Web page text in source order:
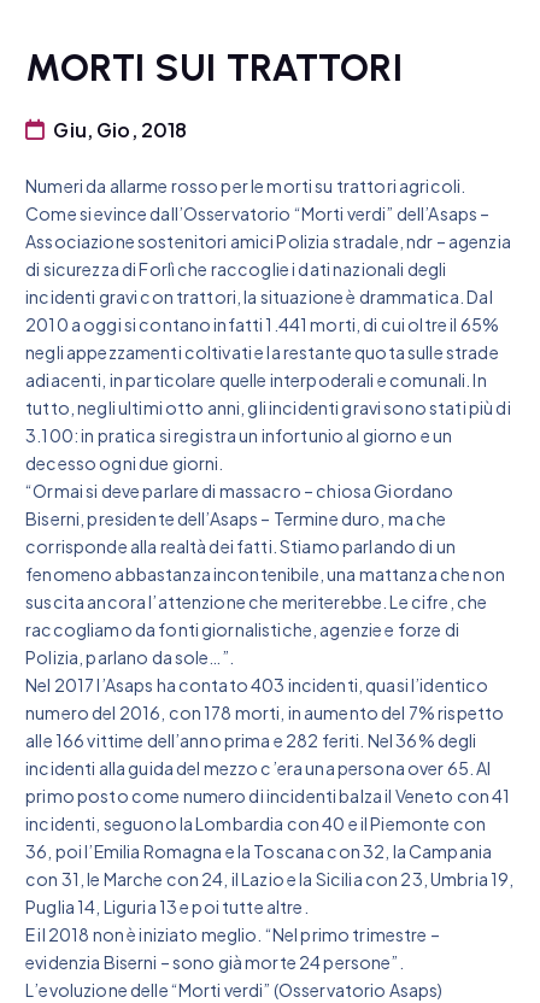
MORTI SUI TRATTORI
Giu, Gio, 2018
Numeri da allarme rosso per le morti su trattori agricoli.
Come si evince dall’Osservatorio “Morti verdi” dell’Asaps –
Associazione sostenitori amici Polizia stradale, ndr – agenzia
di sicurezza di Forlì che raccoglie i dati nazionali degli
incidenti gravi con trattori, la situazione è drammatica. Dal
2010 a oggi si contano infatti 1.441 morti, di cui oltre il 65%
negli appezzamenti coltivati e la restante quota sulle strade
adiacenti, in particolare quelle interpoderali e comunali. In
tutto, negli ultimi otto anni, gli incidenti gravi sono stati più di
3.100: in pratica si registra un infortunio al giorno e un
decesso ogni due giorni.
“Ormai si deve parlare di massacro – chiosa Giordano
Biserni, presidente dell’Asaps – Termine duro, ma che
corrisponde alla realtà dei fatti. Stiamo parlando di un
fenomeno abbastanza incontenibile, una mattanza che non
suscita ancora l’attenzione che meriterebbe. Le cifre, che
raccogliamo da fonti giornalistiche, agenzie e forze di
Polizia, parlano da sole…”.
Nel 2017 l’Asaps ha contato 403 incidenti, quasi l’identico
numero del 2016, con 178 morti, in aumento del 7% rispetto
alle 166 vittime dell’anno prima e 282 feriti. Nel 36% degli
incidenti alla guida del mezzo c’era una persona over 65. Al
primo posto come numero di incidenti balza il Veneto con 41
incidenti, seguono la Lombardia con 40 e il Piemonte con
36, poi l’Emilia Romagna e la Toscana con 32, la Campania
con 31, le Marche con 24, il Lazio e la Sicilia con 23, Umbria 19,
Puglia 14, Liguria 13 e poi tutte altre.
E il 2018 non è iniziato meglio. “Nel primo trimestre –
evidenzia Biserni – sono già morte 24 persone”.
L’evoluzione delle “Morti verdi” (Osservatorio Asaps)